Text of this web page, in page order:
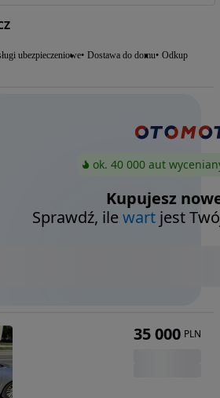
ubezpieczeniowe Dostawa do domu Odkup
ok. 40 000 aut
Kupujesz
Sprawdź, ilewart jest
35 000 PLN